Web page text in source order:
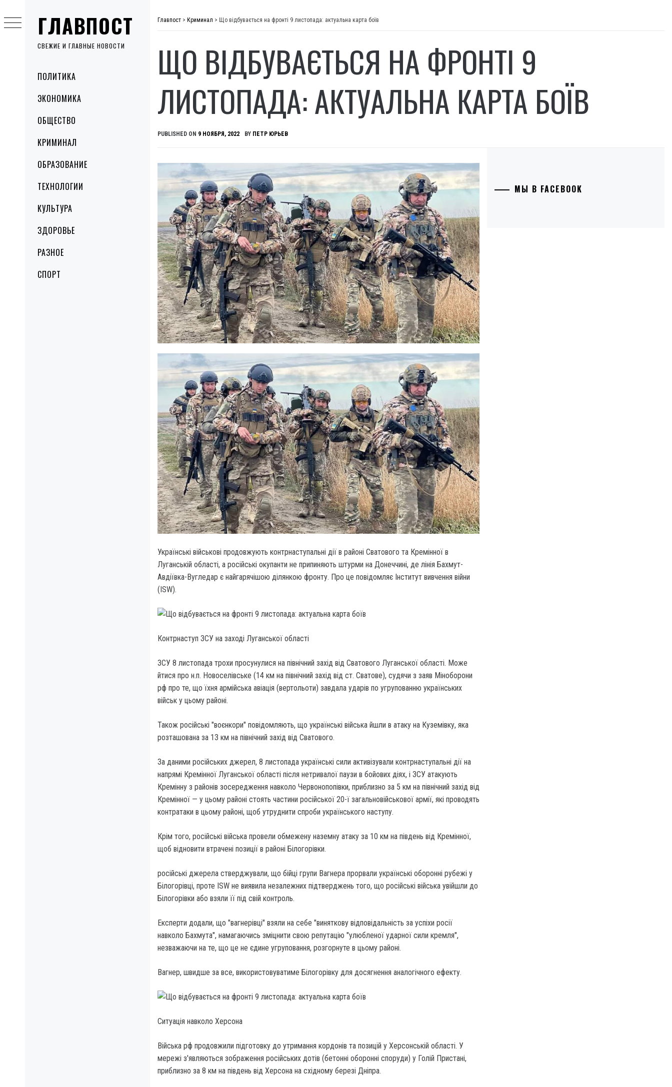
ГЛАВПОСТ
СВЕЖИЕ И ГЛАВНЫЕ НОВОСТИ
MenuПОЛИТИКА
ЭКОНОМИКА
ОБЩЕСТВО
КРИМИНАЛ
ОБРАЗОВАНИЕ
ТЕХНОЛОГИИ
КУЛЬТУРА
ЗДОРОВЬЕ
РАЗНОЕ
СПОРТ
to
content
Главпост > Криминал > Що відбувається на фронті 9 листопада: актуальна карта боїв
ЩО ВІДБУВАЄТЬСЯ НА ФРОНТІ 9
ЛИСТОПАДА: АКТУАЛЬНА КАРТА БОЇВ
PUBLISHED ON 9 НОЯБРЯ, 2022 BY ПЕТР ЮРЬЕВ
Українські військові продовжують контрнаступальні дії в районі Сватового та Кремінної в
Луганській області, а російські окупанти не припиняють штурми на Донеччині, де лінія Бахмут-
Авдіївка-Вугледар є найгарячішою ділянкою фронту. Про це повідомляє Інститут вивчення війни
(ISW).
Контрнаступ ЗСУ на заході Луганської області
ЗСУ 8 листопада трохи просунулися на північний захід від Сватового Луганської області. Може
йтися про н.п. Новоселівське (14 км на північний захід від ст. Сватове), судячи з заяв Міноборони
рф про те, що їхня армійська авіація (вертольоти) завдала ударів по угрупованню українських
військ у цьому районі.
Також російські "воєнкори" повідомляють, що українські війська йшли в атаку на Куземівку, яка
розташована за 13 км на північний захід від Сватового.
За даними російських джерел, 8 листопада українські сили активізували контрнаступальні дії на
напрямі Кремінної Луганської області після нетривалої паузи в бойових діях, і ЗСУ атакують
Кремінну з районів зосередження навколо Червонопопівки, приблизно за 5 км на північний захід від
Кремінної — у цьому районі стоять частини російської 20-ї загальновійськової армії, які проводять
контратаки в цьому районі, щоб утруднити спроби українського наступу.
Крім того, російські війська провели обмежену наземну атаку за 10 км на південь від Кремінної,
щоб відновити втрачені позиції в районі Білогорівки.
російські джерела стверджували, що бійці групи Вагнера прорвали українські оборонні рубежі у
Білогорівці, проте ISW не виявила незалежних підтверджень того, що російські війська увійшли до
Білогорівки або взяли її під свій контроль.
Експерти додали, що "вагнерівці" взяли на себе "виняткову відповідальність за успіхи росії
навколо Бахмута", намагаючись зміцнити свою репутацію "улюбленої ударної сили кремля",
незважаючи на те, що це не єдине угруповання, розгорнуте в цьому районі.
Вагнер, швидше за все, використовуватиме Білогорівку для досягнення аналогічного ефекту.
Ситуація навколо Херсона
Війська рф продовжили підготовку до утримання кордонів та позицій у Херсонській області. У
мережі з'являються зображення російських дотів (бетонні оборонні споруди) у Голій Пристані,
приблизно за 8 км на південь від Херсона на східному березі Дніпра.
МЫ В FACEBOOK